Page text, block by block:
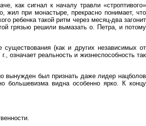
как сигнал к началу травли «строптивого»
жил при монастыре, прекрасно понимает, что
ребенка такой ритм через месяц-два загонит
грязью решили вымазать о. Петра, и потому
(как и других независимых от
означает реальность и жизнеспособность так
вынужден был признать даже лидер нацболов
большевизма видна особенно ярко. К концу